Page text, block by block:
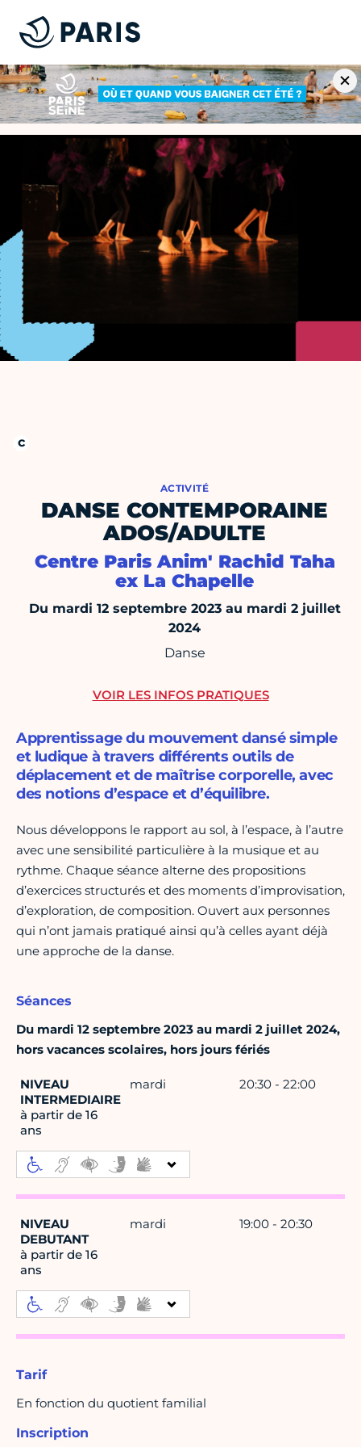
ACTIVITÉ
DANSE CONTEMPORAINE
ADOS/ADULTE
Centre Paris Anim' Rachid Taha
ex La Chapelle
Du mardi 12 septembre 2023 au mardi 2 juillet
2024
Danse
Apprentissage du mouvement dansé simple
et ludique à travers différents outils de
déplacement et de maîtrise corporelle, avec
des notions d’espace et d’équilibre.
Nous développons le rapport au sol, à l’espace, à l’autre
avec une sensibilité particulière à la musique et au
rythme. Chaque séance alterne des propositions
d’exercices structurés et des moments d’improvisation,
d’exploration, de composition. Ouvert aux personnes
qui n’ont jamais pratiqué ainsi qu’à celles ayant déjà
une approche de la danse.
Séances
Du mardi 12 septembre 2023 au mardi 2 juillet 2024,
hors vacances scolaires, hors jours fériés
NIVEAU
INTERMEDIAIRE
à partir de 16
ans
mardi 20:30 - 22:00
NIVEAU
DEBUTANT
à partir de 16
ans
mardi 19:00 - 20:30
Tarif
En fonction du quotient familial
Inscription
VOIR LES INFOS PRATIQUES